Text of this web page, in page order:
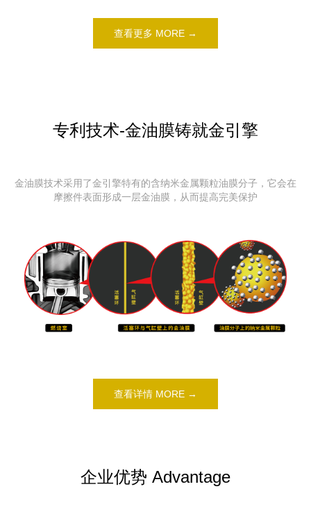
查看更多 MORE →
专利技术-金油膜铸就金引擎
金油膜技术采用了金引擎特有的含纳米金属颗粒油膜分子，它会在
摩擦件表面形成一层金油膜，从而提高完美保护
查看详情 MORE →
企业优势 Advantage